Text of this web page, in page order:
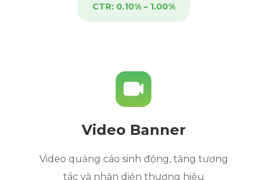
CTR: 0.10% – 1.00%
Video Banner
Video quảng cáo sinh động, tăng tương
tác và nhận diện thương hiệu